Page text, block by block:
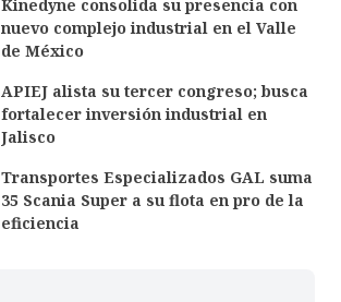
Kinedyne consolida su presencia con
nuevo complejo industrial en el Valle
de México
APIEJ alista su tercer congreso; busca
fortalecer inversión industrial en
Jalisco
Transportes Especializados GAL suma
35 Scania Super a su flota en pro de la
eficiencia